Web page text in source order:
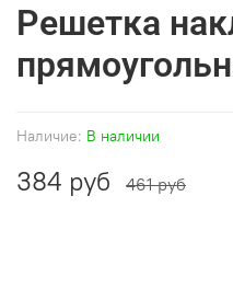
Наличие: В наличии
Решетка
384 руб 461 руб